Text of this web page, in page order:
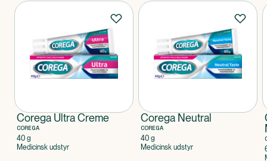
Produkter
Corega Ultra Creme
COREGA
40 g
Medicinsk udstyr
Corega Neutral
COREGA
40 g
Medicinsk udstyr